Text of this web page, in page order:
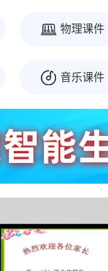
物理课件
音乐课件